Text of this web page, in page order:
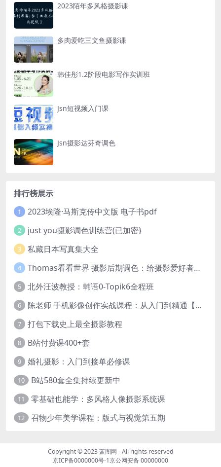
2023陌年多风格摄影课
多肉爱吃三文鱼摄影课
韩佳彤1.2阶段电影写作实训班
Jsn短视频入门课
Jsn摄影达芬奇调色
排行榜展示
1 2023埃隆·马斯克传中文版 电子书pdf
2 just you摄影调色训练营(已加密}
3 私藏日本写真集大全
4 Thomas看看世界 摄影后期调色：给摄影爱好者的色彩课 网盘下载
5 北外汪波教授：韩语0-Topik6全程班
6 陈老师 手机影像创作实战课程：从入门到精通【完结】
7 打包下载史上最全摄影教程
8 B站付费课400+套
9 婚礼摄影：入门到接单必修课
10 B站580套全集持续更新中
11 零基础也能学：多风格人像摄影系统课
12 召物少年美学课程：版式与视觉第五期
Copyright © 2023蓝图网 - All rights reserved
京ICP备0000000号-1京公网安备 00000000